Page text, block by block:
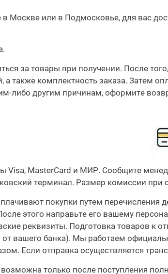
Москве или в Подмосковье, для вас
за товары при получении. После
а также комплектность заказа. Затем
либо другим причинам, оформите
Visa, MasterCard и МИР. Сообщите
терминал. Размер комиссии при
покупки путем перечисления
этого направьте его вашему
реквизиты. Подготовка товаров к
вашего банка). Мы работаем
Если отправка осуществляется
только после поступления